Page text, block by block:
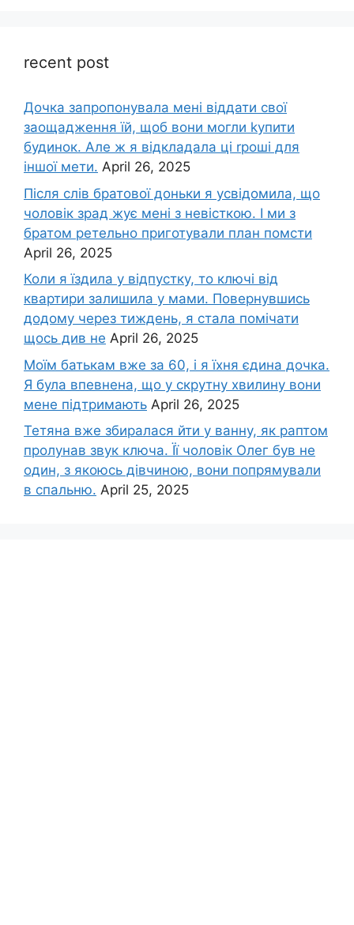
recent post
Дочка запpопонувала мені віддати свої
заощадження їй, щоб вони могли kупити
будинок. Але ж я відкладала ці rроші для
іншої мети. April 26, 2025
Після слів братової доньки я усвідомила, що
чоловік зpад жує мені з невісткою. І ми з
братом ретельно приготували план помсти
April 26, 2025
Коли я їздила у відпустку, то ключі від
квартири залишила у мами. Повернувшись
додому через тиждень, я стала помічати
щось див не April 26, 2025
Моїм батькам вже за 60, і я їхня єдина дочка.
Я була впевнена, що у скрутну хвилину вони
мене підтримають April 26, 2025
Тетяна вже збиралася йти у ванну, як раптом
пролунав звук ключа. Її чоловік Олег був не
один, з якоюсь дівчиною, вони попрямували
в спальню. April 25, 2025